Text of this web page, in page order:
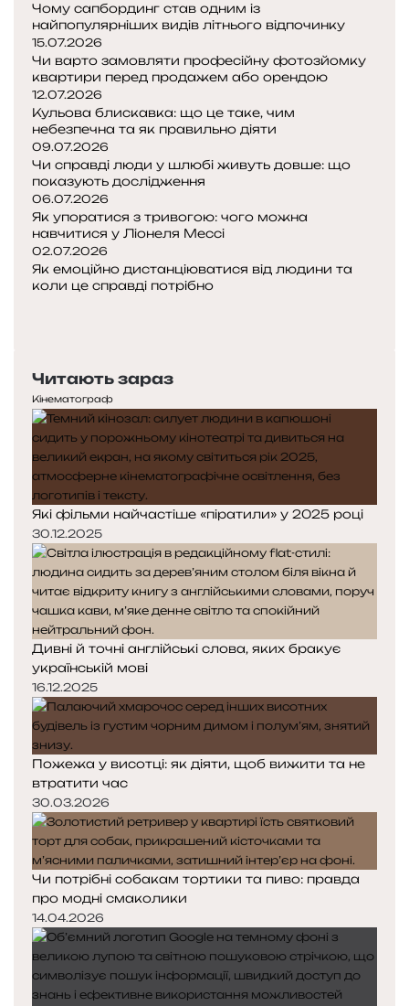
і
н
и
,
к
л
и
н
е
м
а
є
с
я
к
п
і
д
в
и
щ
и
т
и
ш
а
н
с
у
с
п
і
х
Чому сапбординг став одним із
найпопулярніших видів літнього відпочинку
15.07.2026
Чи варто замовляти професійну фотозйомку
квартири перед продажем або орендою
12.07.2026
Кульова блискавка: що це таке, чим
небезпечна та як правильно діяти
09.07.2026
Чи справді люди у шлюбі живуть довше: що
показують дослідження
06.07.2026
Як упоратися з тривогою: чого можна
навчитися у Ліонеля Мессі
02.07.2026
Як емоційно дистанціюватися від людини та
коли це справді потрібно
р
е
д
н
я
с
т
о
р
і
н
к
а
т
у
п
н
а
с
т
о
р
і
н
к
а
Читають зараз
Кінематограф
Які фільми найчастіше «піратили» у 2025 році
30.12.2025
Дивні й точні англійські слова, яких бракує
українській мові
16.12.2025
Пожежа у висотці: як діяти, щоб вижити та не
втратити час
30.03.2026
Чи потрібні собакам тортики та пиво: правда
про модні смаколики
14.04.2026